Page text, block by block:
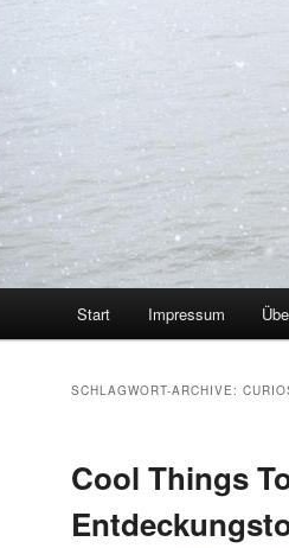
Start Impressum
SCHLAGWORT-ARCHIVE:
Cool Things